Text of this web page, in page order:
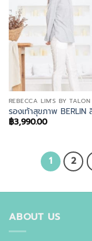
REBECCA LIM'S BY TALON
รองเท้าสุขภาพ BERLIN
฿3,990.00
1 2
ABOUT US